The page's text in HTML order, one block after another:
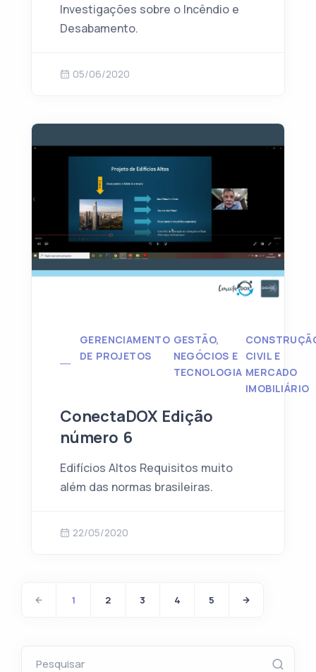
Investigações sobre o Incêndio e
Desabamento.
05/06/2020
GERENCIAMENTO
DE PROJETOS
GESTÃO,
NEGÓCIOS E
TECNOLOGIA
CIVIL E
MERCADO
IMOBILIÁRIO
ConectaDOX Edição
número 6
Edifícios Altos Requisitos muito
além das normas brasileiras.
22/05/2020
1 2 3 4 5
Pesquisar